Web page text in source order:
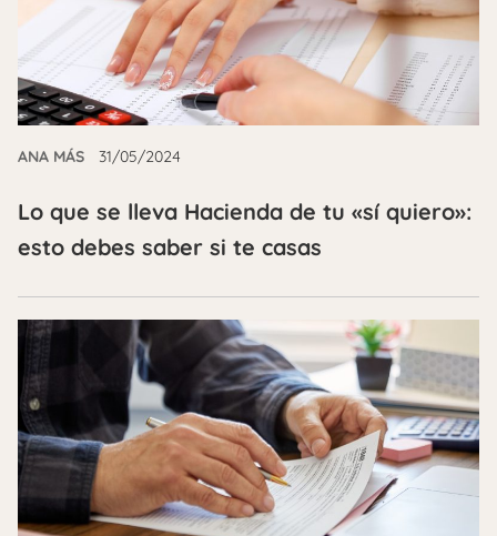
ANA MÁS 31/05/2024
Lo que se lleva Hacienda de tu «sí quiero»:
esto debes saber si te casas